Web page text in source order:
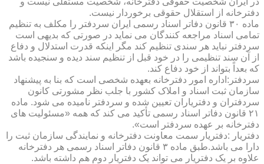
دفترخانه از استقلال حقوقی برخوردار نیست.
ماده ۳۰ قانون دفاتر اسناد رسمی ایران سردفتر را مکلف به تنظیم
تمامی اسناد مراجعه کنندگان می نماید در صورتی که بدیهی است
سردفتر نباید هر سندی تنظیم کند مگر اینکه قدرت استدلال و دفاع
از آن سند تنظیمی را در خود قبل از تنظیم سند دیده و سنجیده باشد
که بعداً بتواند از خود دفاع کند.
سردفتر:اداره امور دفترخانه بعهده شخصی است که بنا به پیشنهاد
سازمان ثبت اسناد و املاک کشور با جلب نظر مشورتی کانون
سردفتران و دفتریاران تعیین شده و سردفتر نامیده می شود. ماده
۲۱ قانون دفاتر اسناد رسمی تأکید می کند که همه «مسئولیت های
دفترخانه بر عهده سردفتر است».
دفتریار :دفتریار سمت معاونت دفترخانه و نمایندگی سازمان ثبت را
دارا می باشد.طبق ماده ۳ قانون دفاتر اسناد رسمی هر دفترخانه
علاوه بر یک دفتریار می تواند یک دفتریار دوم هم داشته باشد.